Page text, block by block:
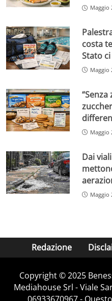
Maggio
costa
Stato
Maggio
Maggio
Dai
Maggio
Redazione
Copyright © 2025
Mediahouse Srl - Viale